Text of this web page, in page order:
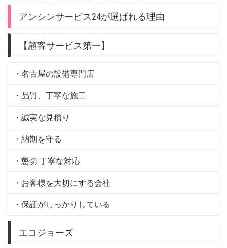
アンシンサービス24が選ばれる理由
【顧客サービス第一】
・名古屋の設備専門店
・品質、丁寧な施工
・誠実な見積り
・納期を守る
・懇切 丁寧な対応
・お客様を大切にする会社
・保証がしっかりしている
エコジョーズ